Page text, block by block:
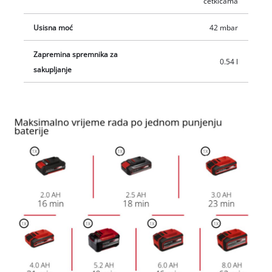
We need your consent to load the
Google Maps service!
This content is not permitted to load due
Usisna moć 42 mbar
Zapremina spremnika za
sakupljanje
0.54 l